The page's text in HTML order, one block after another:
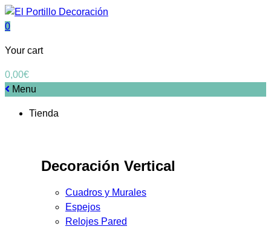
0
Your cart
0,00€
Menu
Tienda
Decoración Vertical
Cuadros y Murales
Espejos
Relojes Pared